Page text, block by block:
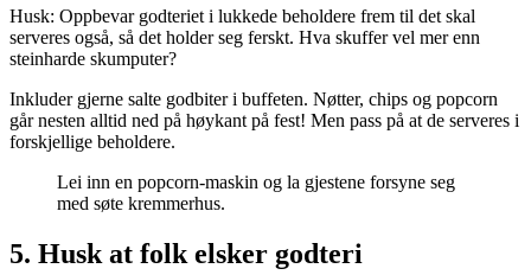
Husk: Oppbevar godteriet i lukkede beholdere frem til det skal
serveres også, så det holder seg ferskt. Hva skuffer vel mer enn
steinharde skumputer?
Inkluder gjerne salte godbiter i buffeten. Nøtter, chips og popcorn
går nesten alltid ned på høykant på fest! Men pass på at de serveres i
forskjellige beholdere.
Lei inn en popcorn-maskin og la gjestene forsyne seg
med søte kremmerhus.
5. Husk at folk elsker godteri